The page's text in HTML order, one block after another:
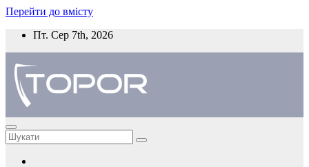
Перейти до вмісту
Пт. Сер 7th, 2026